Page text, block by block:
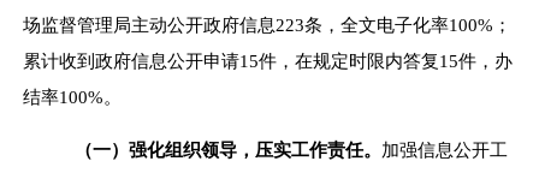
场监督管理局主动公开政府信息223条，全文电子化率100% ；
累计收到政府信息公开申请15件，在规定时限内答复15件，办
结率100%。
（一）强化组织领导，压实工作责任。 加强信息公开工